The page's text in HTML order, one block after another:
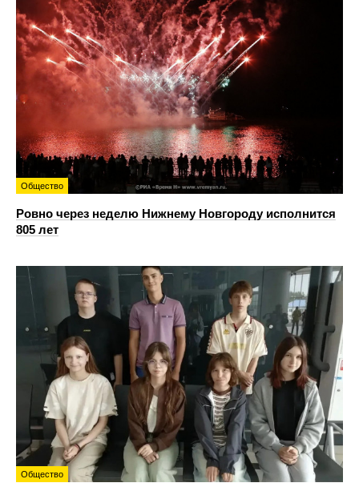
Общество
Ровно через неделю Нижнему Новгороду исполнится
805 лет
Общество